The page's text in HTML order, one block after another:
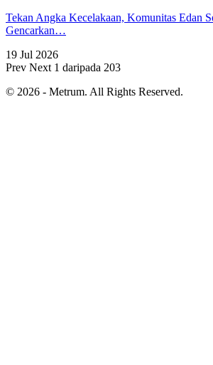
Tekan Angka Kecelakaan, Komunitas Edan
Gencarkan…
19 Jul 2026
Prev Next 1 daripada 203
© 2026 - Metrum. All Rights Reserved.